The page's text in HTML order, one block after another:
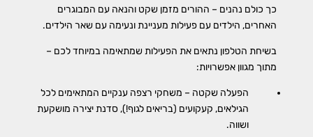
כך כולם נהנים – ההורים מזמן שקט והנאה עם המבוגרים
האחרים, הילדים עם פעילות מעניינת ונעימה עם שאר הילדים.
בשיחת הטלפון נתאים את הפעילות שמתאימה במיוחד לכם –
מתוך מגוון אפשרויות:
הפעלה שקטה – משחקי רצפה ענקיים המתאימים לכל
הגילאים, קעקועים (בריאים לגוף!), סדנת יצירה מושקעת
ושווה.